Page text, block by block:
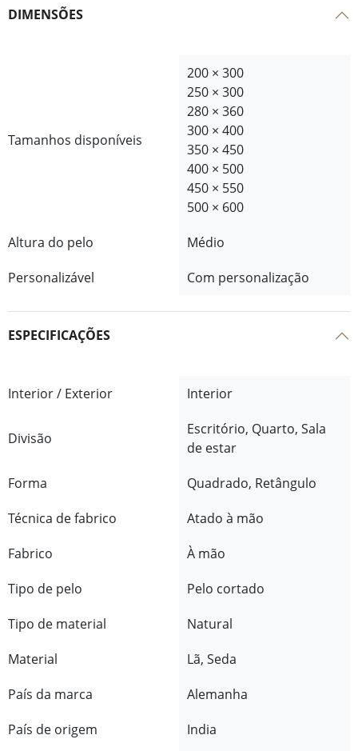
DIMENSÕES
Tamanhos disponíveis
200 × 300
250 × 300
280 × 360
300 × 400
350 × 450
400 × 500
450 × 550
500 × 600
Altura do pelo
Médio
Personalizável
Com personalização
ESPECIFICAÇÕES
Interior / Exterior Interior
Divisão
Escritório, Quarto, Sala
de estar
Forma
Quadrado, Retângulo
Técnica de fabrico
Atado à mão
Fabrico
À mão
Tipo de pelo
Pelo cortado
Tipo de material
Natural
Material
Lã, Seda
País da marca
Alemanha
País de origem
India